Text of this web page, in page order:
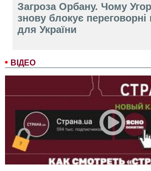
ВІДЕО
Загроза Орбану. Чому
знову блокує переговорні
для України